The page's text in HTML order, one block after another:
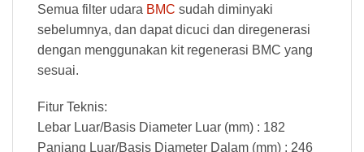
Semua filter udara BMC sudah diminyaki
sebelumnya, dan dapat dicuci dan diregenerasi
dengan menggunakan kit regenerasi BMC yang
sesuai.
Fitur Teknis:
Lebar Luar/Basis Diameter Luar (mm) : 182
Panjang Luar/Basis Diameter Dalam (mm) : 246